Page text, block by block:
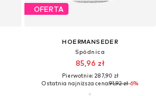
OFERTA
HOERMANSEDER
Spódnica
85,96 zł
Pierwotnie: 287,90 zł
Ostatnia najniższa cena:91,92 zł-6%